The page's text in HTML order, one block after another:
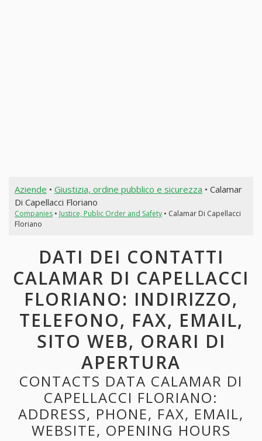
Aziende • Giustizia, ordine pubblico e sicurezza • Calamar
Di Capellacci Floriano
Companies• Justice, Public Order and Safety• Calamar Di Capellacci
Floriano
DATI DEI CONTATTI
CALAMAR DI CAPELLACCI
FLORIANO: INDIRIZZO,
TELEFONO, FAX, EMAIL,
SITO WEB, ORARI DI
APERTURA
CONTACTS DATA CALAMAR DI
CAPELLACCI FLORIANO:
ADDRESS, PHONE, FAX, EMAIL,
WEBSITE, OPENING HOURS